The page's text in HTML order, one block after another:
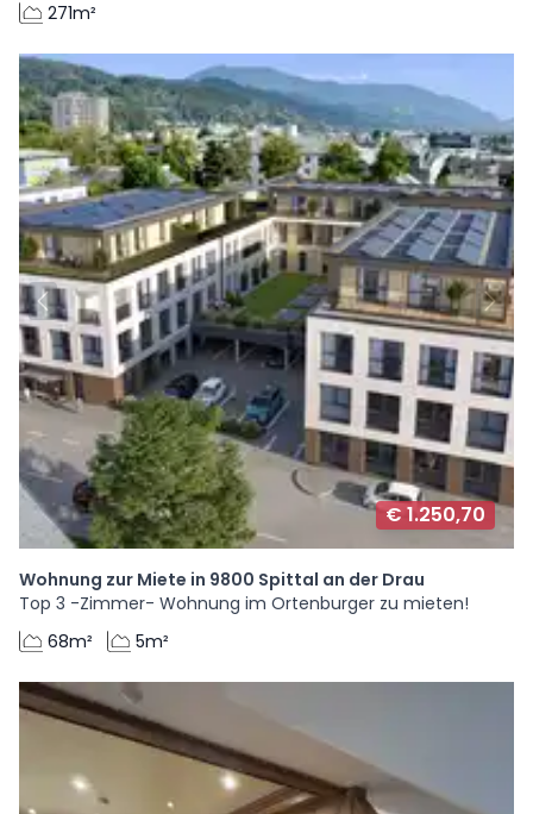
271m²
€ 1.250,70
Wohnung zur Miete in 9800 Spittal an der Drau
Top 3 -Zimmer- Wohnung im Ortenburger zu mieten!
68m²
5m²